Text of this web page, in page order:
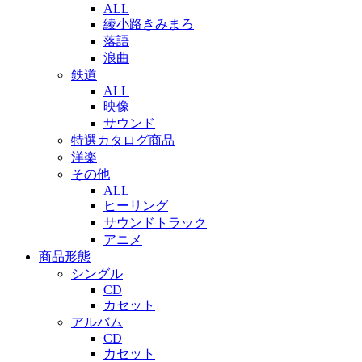
ALL
綾小路きみまろ
落語
浪曲
鉄道
ALL
映像
サウンド
特選カタログ商品
洋楽
その他
ALL
ヒーリング
サウンドトラック
アニメ
商品形態
シングル
CD
カセット
アルバム
CD
カセット